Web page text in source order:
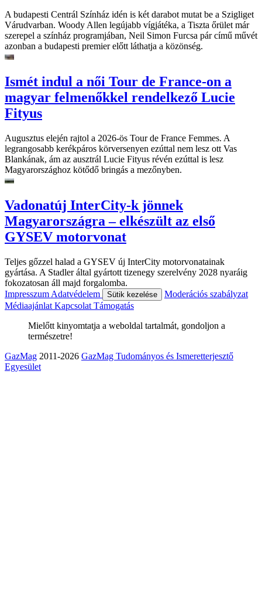
A budapesti Centrál Színház idén is két darabot mutat be a Szigliget
Várudvarban. Woody Allen legújabb vígjátéka, a Tiszta őrület már
szerepel a színház programjában, Neil Simon Furcsa pár című művét
azonban a budapesti premier előtt láthatja a közönség.
Ismét indul a női Tour de France-on a
magyar felmenőkkel rendelkező Lucie
Fityus
Augusztus elején rajtol a 2026-ös Tour de France Femmes. A
legrangosabb kerékpáros körversenyen ezúttal nem lesz ott Vas
Blankának, ám az ausztrál Lucie Fityus révén ezúttal is lesz
Magyarországhoz kötődő bringás a mezőnyben.
Vadonatúj InterCity-k jönnek
Magyarországra – elkészült az első
GYSEV motorvonat
Teljes gőzzel halad a GYSEV új InterCity motorvonatainak
gyártása. A Stadler által gyártott tizenegy szerelvény 2028 nyaráig
fokozatosan áll majd forgalomba.
Impresszum Adatvédelem Sütik kezelése
Moderációs szabályzat
Médiaajánlat Kapcsolat Támogatás
Mielőtt kinyomtatja a weboldal tartalmát, gondoljon a
természetre!
GazMag 2011-2026 GazMag Tudományos és Ismeretterjesztő
Egyesület